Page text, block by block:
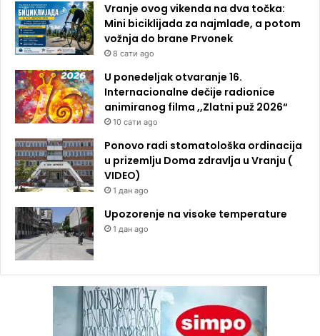
Vranje ovog vikenda na dva točka:
Mini biciklijada za najmlađe, a potom
vožnja do brane Prvonek
8 сати ago
U ponedeljak otvaranje 16.
Internacionalne dečije radionice
animiranog filma ,,Zlatni puž 2026“
10 сати ago
Ponovo radi stomatološka ordinacija
u prizemlju Doma zdravlja u Vranju (
VIDEO)
1 дан ago
Upozorenje na visoke temperature
1 дан ago